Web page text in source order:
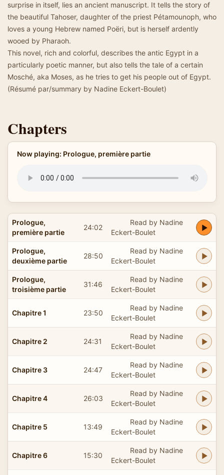
surprise in itself, lies an ancient manuscript. It tells the story of
the beautiful Tahoser, daughter of the priest Pétamounoph, who
loves a young Hebrew named Poëri, but is herself ardently
wooed by Pharaoh.
This novel, rich and colorful, describes the antic Egypt in a
particularly poetic manner, but also tells the tale of a certain
Mosché, aka Moses, as he tries to get his people out of Egypt.
(Résumé par/summary by Nadine Eckert-Boulet)
Chapters
Now playing: Prologue, première partie
Prologue,
première partie
24:02
Read by Nadine
Eckert-Boulet
Prologue,
deuxième partie
28:50
Read by Nadine
Eckert-Boulet
Prologue,
troisième partie
31:46
Read by Nadine
Eckert-Boulet
Chapitre 1 23:50
Read by Nadine
Eckert-Boulet
Chapitre 2 24:31
Read by Nadine
Eckert-Boulet
Chapitre 3 24:47
Read by Nadine
Eckert-Boulet
Chapitre 4 26:03
Read by Nadine
Eckert-Boulet
Chapitre 5 13:49
Read by Nadine
Eckert-Boulet
Chapitre 6 15:30
Read by Nadine
Eckert-Boulet